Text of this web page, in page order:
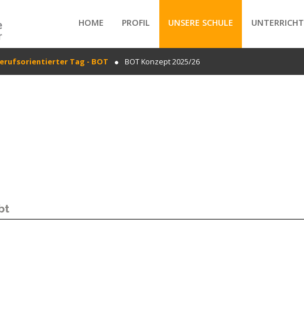
forte/vertex/responsive/responsive_mobile_menu.php
HOME PROFIL UNSERE SCHULE UNTERRICHT
Tag - BOT BOT Konzept 2025/26